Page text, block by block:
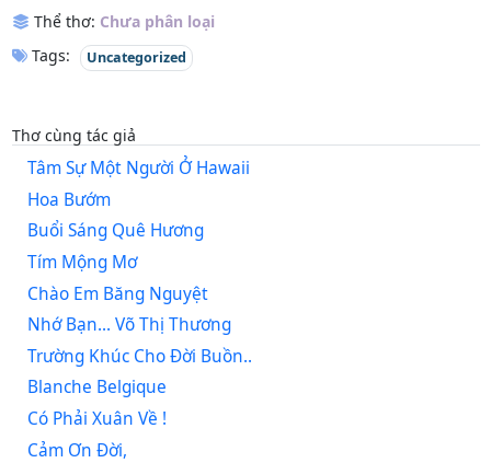
Thể thơ: Chưa phân loại
Tags:
Uncategorized
Thơ cùng tác giả
Tâm Sự Một Người Ở Hawaii
Hoa Bướm
Buổi Sáng Quê Hương
Tím Mộng Mơ
Chào Em Băng Nguyệt
Nhớ Bạn... Võ Thị Thương
Trường Khúc Cho Đời Buồn..
Blanche Belgique
Có Phải Xuân Về !
Cảm Ơn Đời,